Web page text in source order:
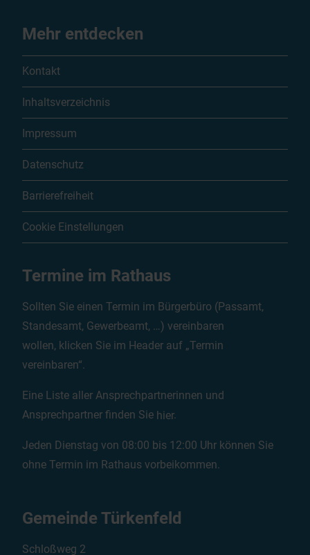
Mehr entdecken
Kontakt
Inhaltsverzeichnis
Impressum
Datenschutz
Barrierefreiheit
Cookie Einstellungen
Termine im Rathaus
Sollten Sie einen Termin im Bürgerbüro (Passamt,
Standesamt, Gewerbeamt, …) vereinbaren
wollen, klicken Sie im Header auf „Termin
vereinbaren“.
Eine Liste aller Ansprechpartnerinnen und
Ansprechpartner finden Sie hier.
Jeden Dienstag von 08:00 bis 12:00 Uhr können Sie
ohne Termin im Rathaus vorbeikommen.
Gemeinde Türkenfeld
Schloßweg 2